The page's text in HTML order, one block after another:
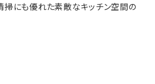
掃にも優れた素敵なキッチン空間の